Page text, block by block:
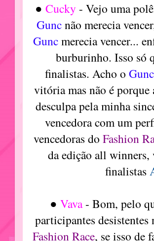
●Cucky - Vejo uma
Guncnão merecia
Guncmerecia vencer...
burburinho. Isso só
finalistas. Acho o Gunc
vitória mas não é porque
desculpa pela minha
vencedora com um
vencedoras do Fashion
da edição all winners,
finalistas
●Vava - Bom, pelo
participantes
Fashion Race, se isso de